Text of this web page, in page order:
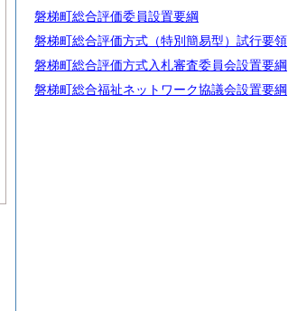
磐梯町総合評価委員設置要綱
磐梯町総合評価方式（特別簡易型）試行要領
磐梯町総合評価方式入札審査委員会設置要綱
磐梯町総合福祉ネットワーク協議会設置要綱